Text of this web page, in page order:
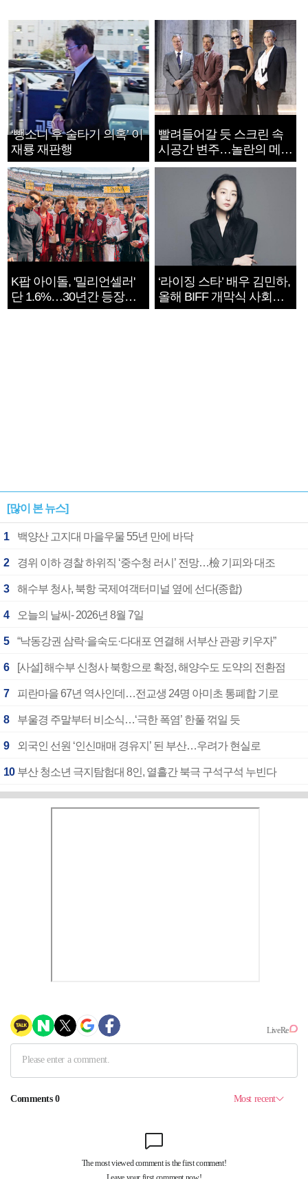
‘뺑소니 후 술타기 의혹’ 이
재룡 재판행
빨려들어갈 듯 스크린 속
시공간 변주…놀란의 메시
지는 ‘전쟁 속죄’
K팝 아이돌, '밀리언셀러'
단 1.6%…30년간 등장
1182개팀 전수조사
‘라이징 스타’ 배우 김민하,
올해 BIFF 개막식 사회자
확정
[많이 본 뉴스]
1 백양산 고지대 마을우물 55년 만에 바닥
2 경위 이하 경찰 하위직 ‘중수청 러시’ 전망…檢 기피와 대조
3 해수부 청사, 북항 국제여객터미널 옆에 선다(종합)
4 오늘의 날씨- 2026년 8월 7일
5 “낙동강권 삼락·을숙도·다대포 연결해 서부산 관광 키우자”
6 [사설] 해수부 신청사 북항으로 확정, 해양수도 도약의 전환점
7 피란마을 67년 역사인데…전교생 24명 아미초 통폐합 기로
8 부울경 주말부터 비소식…‘극한 폭염’ 한풀 꺾일 듯
9 외국인 선원 ‘인신매매 경유지’ 된 부산…우려가 현실로
10 부산 청소년 극지탐험대 8인, 열흘간 북극 구석구석 누빈다